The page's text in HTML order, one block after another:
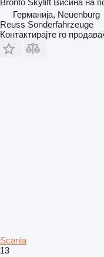
Bronto Skylift Висина на
Германија, Neuenburg
Reuss Sonderfahrzeuge
Контактирајте го
Scania
13